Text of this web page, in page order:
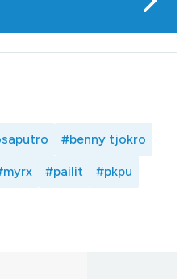
#benny tjokro
#pailit #pkpu